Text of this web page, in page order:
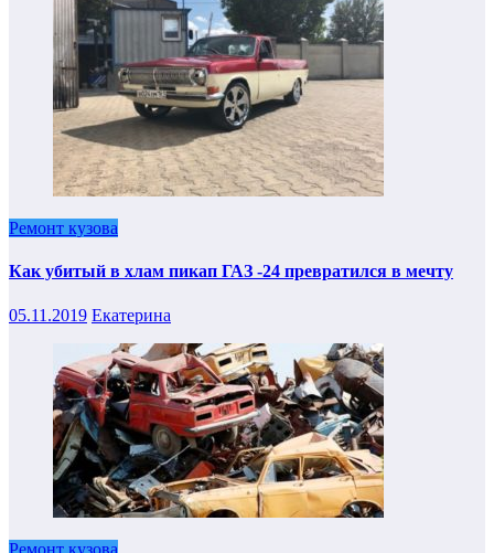
Ремонт кузова
Как убитый в хлам пикап ГАЗ -24 превратился в мечту
05.11.2019 Екатерина
Ремонт кузова